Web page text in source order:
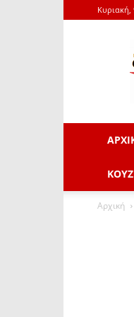
Κυριακή,
Αρχική